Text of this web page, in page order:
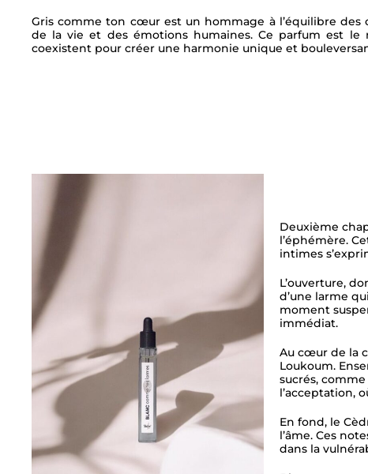
Gris comme ton cœur est un hommage à l’équilibre des
de la vie et des émotions humaines. Ce parfum est le
coexistent pour créer une harmonie unique et
Deuxième
l’éphémère.
intimes
L’ouverture,
d’une larme
moment
immédiat.
Au cœur de la
Loukoum.
sucrés,
l’acceptation,
En fond, le
l’âme. Ces
dans la